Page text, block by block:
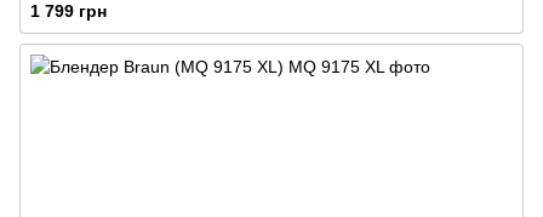
1 799 грн